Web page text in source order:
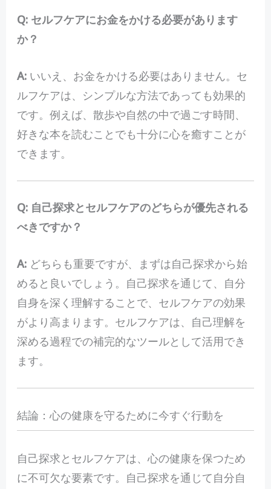
Q: セルフケアにお金をかける必要があります
か？
A:いいえ、お金をかける必要はありません。セ
ルフケアは、シンプルな方法であっても効果的
です。例えば、散歩や自然の中で過ごす時間、
好きな本を読むことでも十分に心を癒すことが
できます。
Q: 自己探求とセルフケアのどちらが優先される
べきですか？
A:どちらも重要ですが、まずは自己探求から始
めると良いでしょう。自己探求を通じて、自分
自身を深く理解することで、セルフケアの効果
がより高まります。セルフケアは、自己理解を
深める過程での補完的なツールとして活用でき
ます。
結論：心の健康を守るために今すぐ行動を
自己探求とセルフケアは、心の健康を保つため
に不可欠な要素です。自己探求を通じて自分自